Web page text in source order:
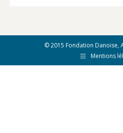
© 2015 Fondation Danoise,
Mentions